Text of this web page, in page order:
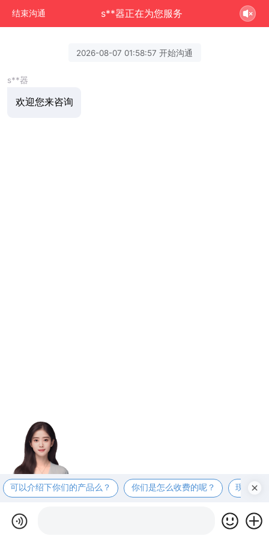
结束沟通 s**器正在为您服务
2026-08-07 01:58:57 开始沟通
s**器
欢迎您来咨询
可以介绍下你们的产品么？ 你们是怎么收费的呢？ 现在有